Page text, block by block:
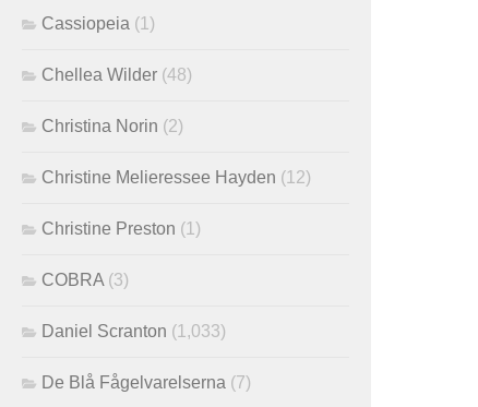
Cassiopeia (1)
Chellea Wilder (48)
Christina Norin (2)
Christine Melieressee Hayden (12)
Christine Preston (1)
COBRA (3)
Daniel Scranton (1,033)
De Blå Fågelvarelserna (7)